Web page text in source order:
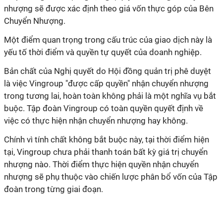
nhượng sẽ được xác định theo giá vốn thực góp của Bên
Chuyển Nhượng.
Một điểm quan trọng trong cấu trúc của giao dịch này là
yếu tố thời điểm và quyền tự quyết của doanh nghiệp.
Bản chất của Nghị quyết do Hội đồng quản trị phê duyệt
là việc Vingroup "được cấp quyền" nhận chuyển nhượng
trong tương lai, hoàn toàn không phải là một nghĩa vụ bắt
buộc. Tập đoàn Vingroup có toàn quyền quyết định về
việc có thực hiện nhận chuyển nhượng hay không.
Chính vì tính chất không bắt buộc này, tại thời điểm hiện
tại, Vingroup chưa phải thanh toán bất kỳ giá trị chuyển
nhượng nào. Thời điểm thực hiện quyền nhận chuyển
nhượng sẽ phụ thuộc vào chiến lược phân bổ vốn của Tập
đoàn trong từng giai đoạn.